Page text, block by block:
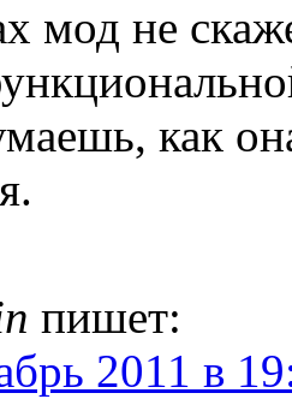
мод не
как
пишет:
2011 в